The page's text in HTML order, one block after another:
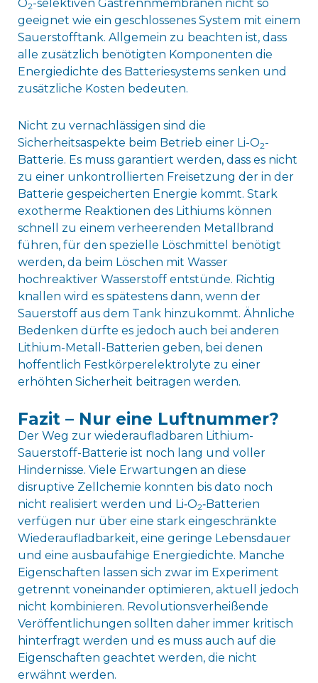
O2-selektiven Gastrennmembranen nicht so
geeignet wie ein geschlossenes System mit einem
Sauerstofftank. Allgemein zu beachten ist, dass
alle zusätzlich benötigten Komponenten die
Energiedichte des Batteriesystems senken und
zusätzliche Kosten bedeuten.
Nicht zu vernachlässigen sind die
Sicherheitsaspekte beim Betrieb einer Li-O2-
Batterie. Es muss garantiert werden, dass es nicht
zu einer unkontrollierten Freisetzung der in der
Batterie gespeicherten Energie kommt. Stark
exotherme Reaktionen des Lithiums können
schnell zu einem verheerenden Metallbrand
führen, für den spezielle Löschmittel benötigt
werden, da beim Löschen mit Wasser
hochreaktiver Wasserstoff entstünde. Richtig
knallen wird es spätestens dann, wenn der
Sauerstoff aus dem Tank hinzukommt. Ähnliche
Bedenken dürfte es jedoch auch bei anderen
Lithium-Metall-Batterien geben, bei denen
hoffentlich Festkörperelektrolyte zu einer
erhöhten Sicherheit beitragen werden.
Fazit – Nur eine Luftnummer?
Der Weg zur wiederaufladbaren Lithium-
Sauerstoff-Batterie ist noch lang und voller
Hindernisse. Viele Erwartungen an diese
disruptive Zellchemie konnten bis dato noch
nicht realisiert werden und Li‑O2‑Batterien
verfügen nur über eine stark eingeschränkte
Wiederaufladbarkeit, eine geringe Lebensdauer
und eine ausbaufähige Energiedichte. Manche
Eigenschaften lassen sich zwar im Experiment
getrennt voneinander optimieren, aktuell jedoch
nicht kombinieren. Revolutionsverheißende
Veröffentlichungen sollten daher immer kritisch
hinterfragt werden und es muss auch auf die
Eigenschaften geachtet werden, die nicht
erwähnt werden.